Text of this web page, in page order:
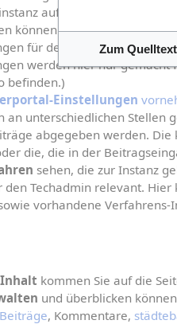
aufgesetzt haben, in
können. Bitte nicht
für den
DIPAS navigator
werden hier nur
befinden.)
Einstellungen
an unterschiedlichen Stellen
abgegeben werden.
die, die in der
sehen, die zur Instanz
den Techadmin relevant. Hier
vorhandene Verfahrens-
Inhalt kommen Sie auf die
und überblicken
Beiträge, Kommentare,
Zum